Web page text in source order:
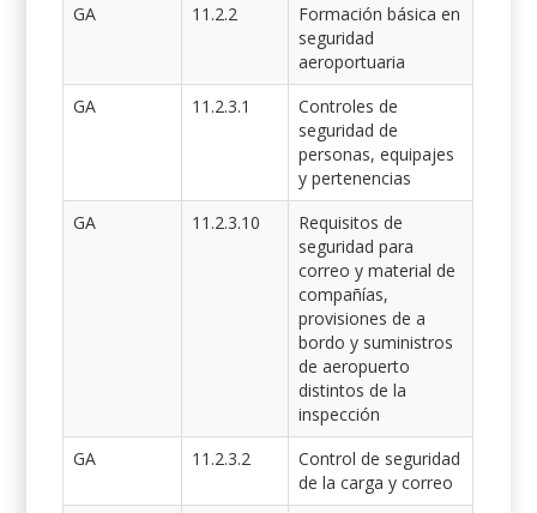
GA
11.2.2
Formación básica en
seguridad
aeroportuaria
GA
11.2.3.1
Controles de
seguridad de
personas, equipajes
y pertenencias
GA
11.2.3.10
Requisitos de
seguridad para
correo y material de
compañías,
provisiones de a
bordo y suministros
de aeropuerto
distintos de la
inspección
GA
11.2.3.2
Control de seguridad
de la carga y correo